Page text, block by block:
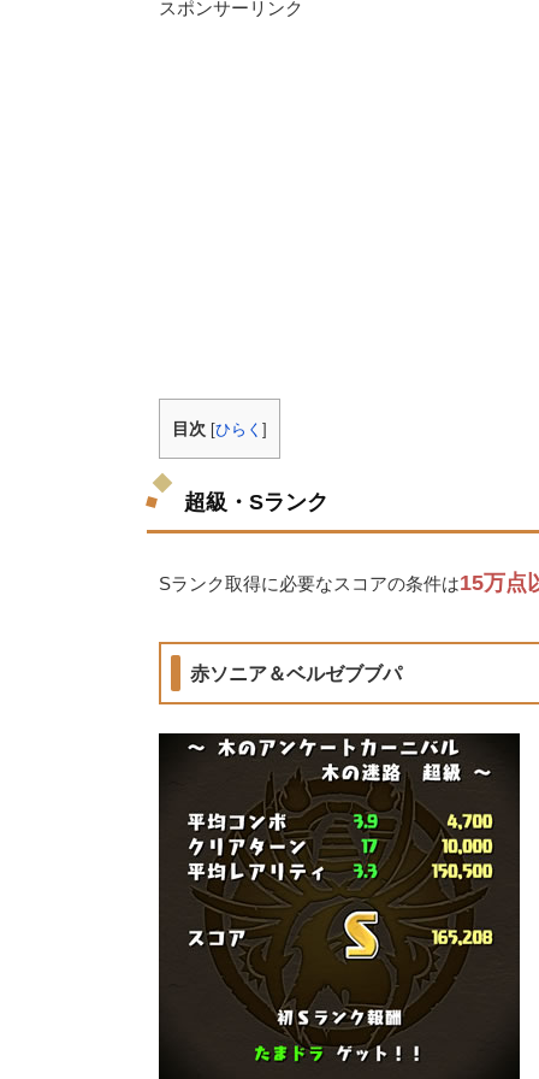
スポンサーリンク
目次 [ひらく ]
超級・Sランク
Sランク取得に必要なスコアの条件は15万点
赤ソニア＆ベルゼブブパ